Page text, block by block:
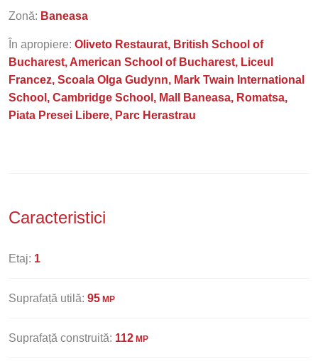
Zonă: Baneasa
În apropiere: Oliveto Restaurat, British School of
Bucharest, American School of Bucharest, Liceul
Francez, Scoala Olga Gudynn, Mark Twain International
School, Cambridge School, Mall Baneasa, Romatsa,
Piata Presei Libere, Parc Herastrau
Caracteristici
Etaj: 1
Suprafață utilă: 95 MP
Suprafață construită: 112 MP